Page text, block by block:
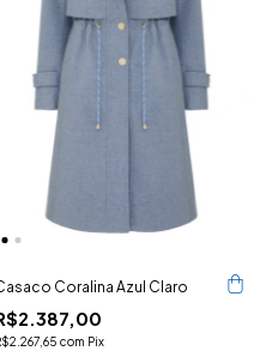
Coralina Azul Claro
com Pix